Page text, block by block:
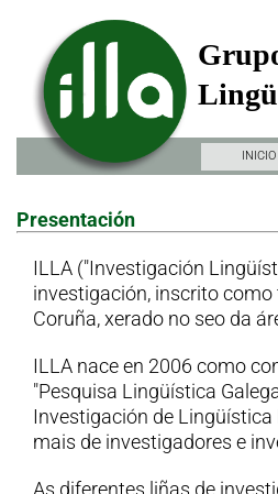
INICIO
Presentación
ILLA ("Investigación
investigación, inscrito
Coruña, xerado no seo da
ILLA nace en 2006 como
"Pesquisa Lingüística
Investigación de Lingüística
mais de investigadores e
As diferentes liñas de